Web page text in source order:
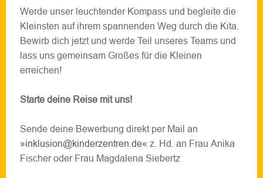
Werde unser leuchtender Kompass und begleite die
Kleinsten auf ihrem spannenden Weg durch die Kita.
Bewirb dich jetzt und werde Teil unseres Teams und
lass uns gemeinsam Großes für die Kleinen
erreichen!
Starte deine Reise mit uns!
Sende deine Bewerbung direkt per Mail an
inklusion@kinderzentren.de
z. Hd. an Frau Anika
Fischer oder Frau Magdalena Siebertz